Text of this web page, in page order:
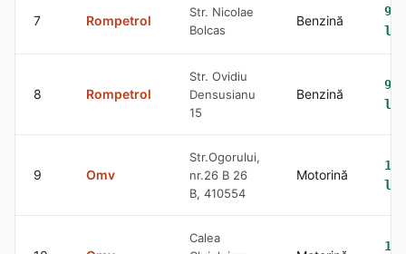
7 Rompetrol
Str. Nicolae
Bolcas
Benzină
lei
8 Rompetrol
Str. Ovidiu
Densusianu
15
Benzină
lei
9 Omv
Str.Ogorului,
nr.26 B 26
B, 410554
Motorină
lei
Calea